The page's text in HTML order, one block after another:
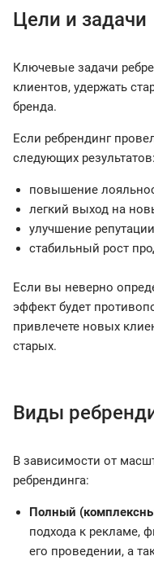
Цели и задачи
Ключевые задачи
клиентов, удержать
бренда.
Если ребрендинг
следующих результатов:
повышение
легкий выход на
улучшение
стабильный рост
Если вы неверно
эффект будет
привлечете новых
старых.
Виды
В зависимости от
ребрендинга:
Полный
подхода к рекламе,
его проведении, а